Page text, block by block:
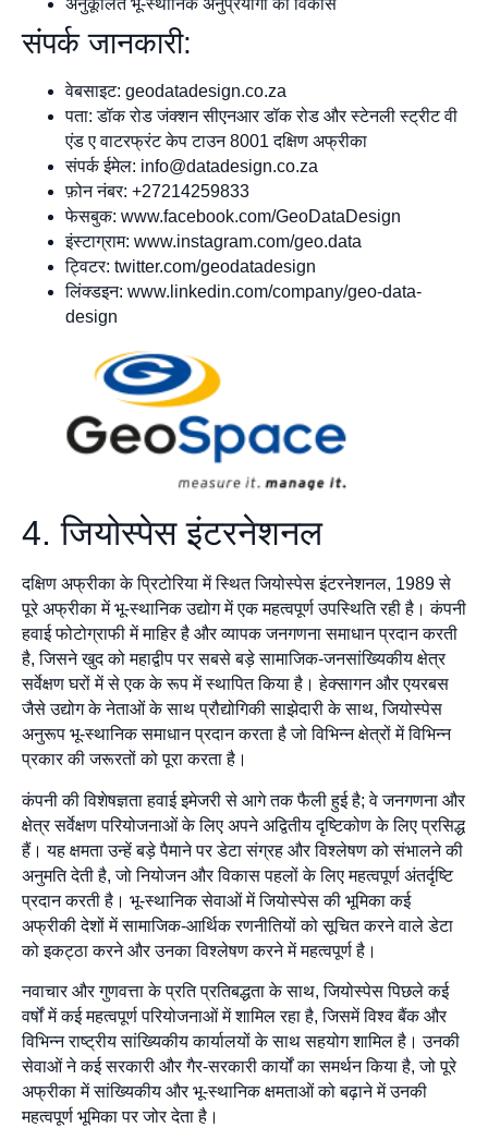
संपर्क जानकारी:
वेबसाइट: geodatadesign.co.za
पता: डॉक रोड जंक्शन सीएनआर डॉक रोड और स्टेनली स्ट्रीट वी
एंड ए वाटरफ्रंट केप टाउन 8001 दक्षिण अफ्रीका
संपर्क ईमेल: info@datadesign.co.za
फ़ोन नंबर: +27214259833
फेसबुक: www.facebook.com/GeoDataDesign
इंस्टाग्राम: www.instagram.com/geo.data
ट्विटर: twitter.com/geodatadesign
लिंक्डइन: www.linkedin.com/company/geo-data-
design
4. जियोस्पेस इंटरनेशनल
दक्षिण अफ्रीका के प्रिटोरिया में स्थित जियोस्पेस इंटरनेशनल, 1989 से
पूरे अफ्रीका में भू-स्थानिक उद्योग में एक महत्वपूर्ण उपस्थिति रही है। कंपनी
हवाई फोटोग्राफी में माहिर है और व्यापक जनगणना समाधान प्रदान करती
है, जिसने खुद को महाद्वीप पर सबसे बड़े सामाजिक-जनसांख्यिकीय क्षेत्र
सर्वेक्षण घरों में से एक के रूप में स्थापित किया है। हेक्सागन और एयरबस
जैसे उद्योग के नेताओं के साथ प्रौद्योगिकी साझेदारी के साथ, जियोस्पेस
अनुरूप भू-स्थानिक समाधान प्रदान करता है जो विभिन्न क्षेत्रों में विभिन्न
प्रकार की जरूरतों को पूरा करता है।
कंपनी की विशेषज्ञता हवाई इमेजरी से आगे तक फैली हुई है; वे जनगणना और
क्षेत्र सर्वेक्षण परियोजनाओं के लिए अपने अद्वितीय दृष्टिकोण के लिए प्रसिद्ध
हैं। यह क्षमता उन्हें बड़े पैमाने पर डेटा संग्रह और विश्लेषण को संभालने की
अनुमति देती है, जो नियोजन और विकास पहलों के लिए महत्वपूर्ण अंतर्दृष्टि
प्रदान करती है। भू-स्थानिक सेवाओं में जियोस्पेस की भूमिका कई
अफ्रीकी देशों में सामाजिक-आर्थिक रणनीतियों को सूचित करने वाले डेटा
को इकट्ठा करने और उनका विश्लेषण करने में महत्वपूर्ण है।
नवाचार और गुणवत्ता के प्रति प्रतिबद्धता के साथ, जियोस्पेस पिछले कई
वर्षों में कई महत्वपूर्ण परियोजनाओं में शामिल रहा है, जिसमें विश्व बैंक और
विभिन्न राष्ट्रीय सांख्यिकीय कार्यालयों के साथ सहयोग शामिल है। उनकी
सेवाओं ने कई सरकारी और गैर-सरकारी कार्यों का समर्थन किया है, जो पूरे
अफ्रीका में सांख्यिकीय और भू-स्थानिक क्षमताओं को बढ़ाने में उनकी
महत्वपूर्ण भूमिका पर जोर देता है।